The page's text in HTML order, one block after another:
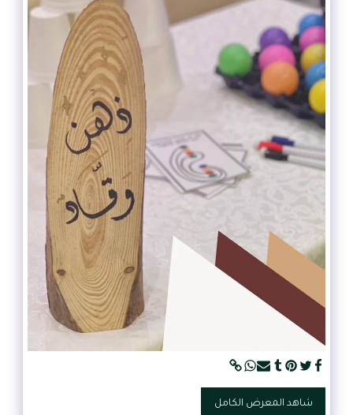
شاهد المعرض الكامل